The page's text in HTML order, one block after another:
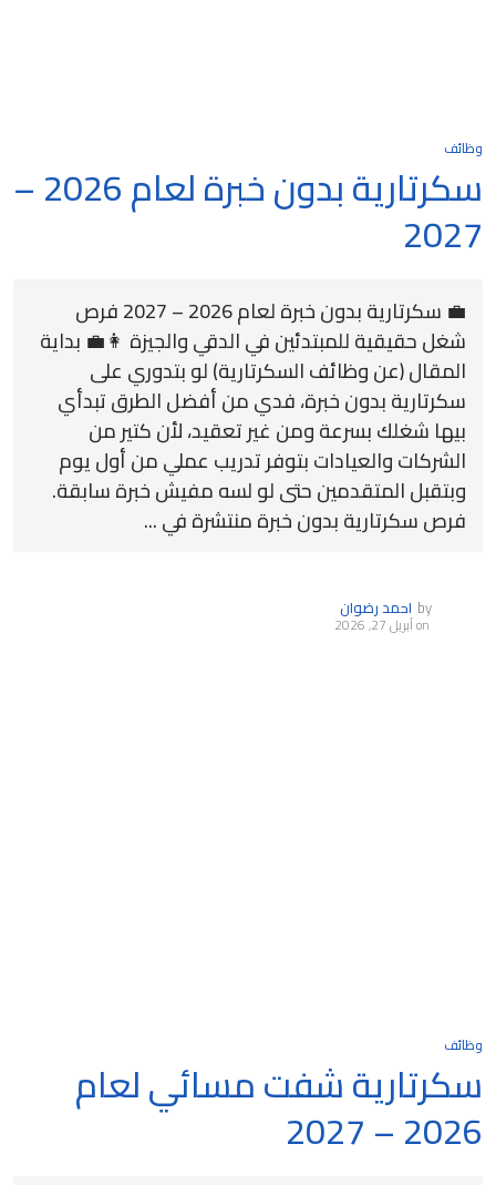
وظائف
سكرتارية بدون خبرة لعام 2026 –
2027
💼 سكرتارية بدون خبرة لعام 2026 – 2027 فرص
شغل حقيقية للمبتدئين في الدقي والجيزة 👩‍💼 بداية
المقال (عن وظائف السكرتارية) لو بتدوري على
سكرتارية بدون خبرة، فدي من أفضل الطرق تبدأي
بيها شغلك بسرعة ومن غير تعقيد، لأن كتير من
الشركات والعيادات بتوفر تدريب عملي من أول يوم
وبتقبل المتقدمين حتى لو لسه مفيش خبرة سابقة.
فرص سكرتارية بدون خبرة منتشرة في ...
by احمد رضوان
onأبريل 27, 2026
وظائف
سكرتارية شفت مسائي لعام
2026 – 2027